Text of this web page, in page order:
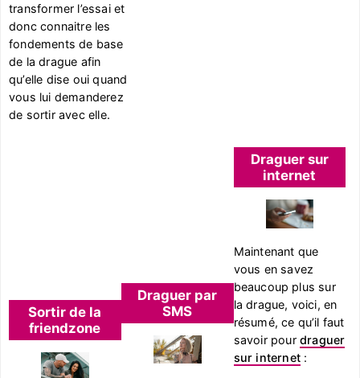
transformer l’essai et
donc connaitre les
fondements de base
de la drague afin
qu’elle dise oui quand
vous lui demanderez
de sortir avec elle.
Sortir de la
friendzone
Draguer par
SMS
Draguer sur
internet
Maintenant que
vous en savez
beaucoup plus sur
la drague, voici, en
résumé, ce qu’il faut
savoir pour draguer
sur internet: